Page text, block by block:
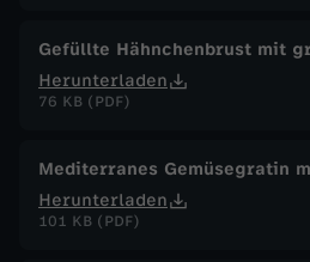
Gefüllte Hähnchenbrust mit
Herunterladen
76 KB (PDF)
Mediterranes Gemüsegratin
Herunterladen
101 KB (PDF)